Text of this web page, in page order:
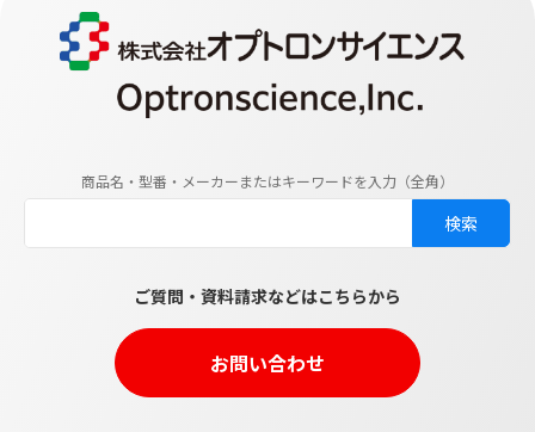
商品名・型番・メーカーまたはキーワードを入力（全角）
ご質問・資料請求などはこちらから
お問い合わせ